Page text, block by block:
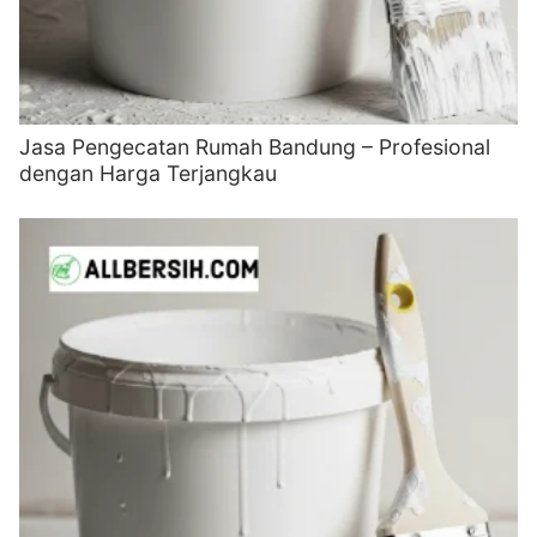
Jasa Pengecatan Rumah Bandung – Profesional
dengan Harga Terjangkau